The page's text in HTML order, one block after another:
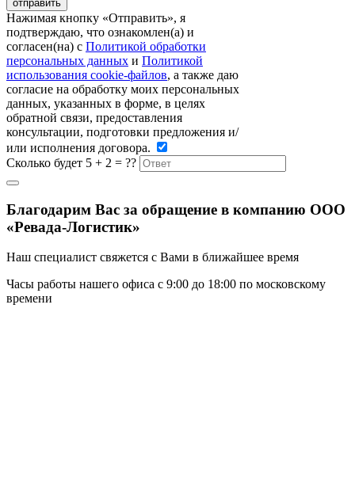
Нажимая кнопку «Отправить», я
подтверждаю, что ознакомлен(а) и
согласен(на) c Политикой обработки
персональных данных и Политикой
использования cookie-файлов, а также даю
согласие на обработку моих персональных
данных, указанных в форме, в целях
обратной связи, предоставления
консультации, подготовки предложения и/
или исполнения договора.
Сколько будет 5 + 2 = ??
Благодарим Вас за обращение в компанию ООО
«Ревада-Логистик»
Наш специалист свяжется с Вами в ближайшее время
Часы работы нашего офиса с 9:00 до 18:00 по московскому
времени